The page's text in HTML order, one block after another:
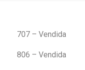
707 – Vendida
806 – Vendida